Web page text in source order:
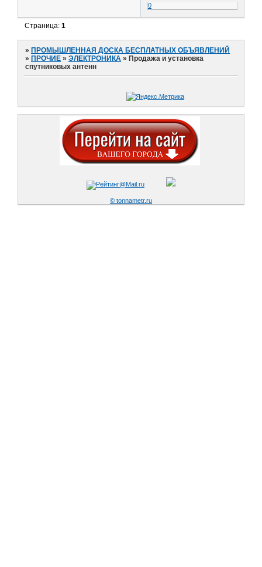
0
Страница:1
» ПРОМЫШЛЕННАЯ ДОСКА БЕСПЛАТНЫХ ОБЪЯВЛЕНИЙ
» ПРОЧИЕ »ЭЛЕКТРОНИКА » Продажа и установка
спутниковых антенн
© tonnametr.ru